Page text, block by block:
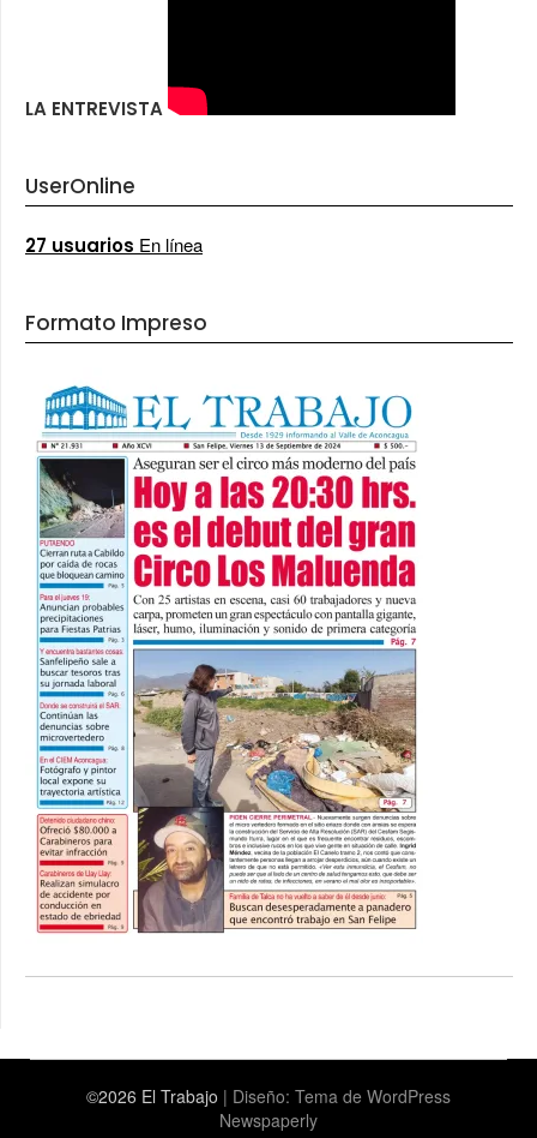
LA ENTREVISTA
UserOnline
27 usuarios En línea
Formato Impreso
©2026 El Trabajo | Diseño: Tema de WordPress
Newspaperly